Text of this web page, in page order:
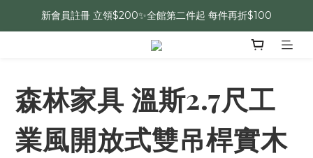
新會員註冊 立領$200✨全館第二件起 每件再折$100
森林家具 溫斯2.7尺工
業風開放式雙吊桿實木